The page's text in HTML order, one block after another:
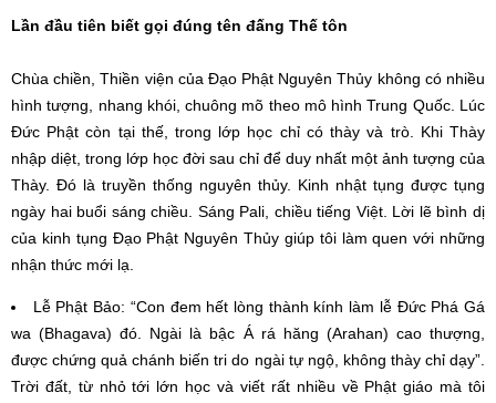
Lần đầu tiên biết gọi đúng tên đấng Thế tôn
Chùa chiền, Thiền viện của Đạo Phật Nguyên Thủy không có nhiều
hình tượng, nhang khói, chuông mõ theo mô hình Trung Quốc. Lúc
Đức Phật còn tại thế, trong lớp học chỉ có thày và trò. Khi Thày
nhập diệt, trong lớp học đời sau chỉ để duy nhất một ảnh tượng của
Thày. Đó là truyền thống nguyên thủy. Kinh nhật tụng được tụng
ngày hai buổi sáng chiều. Sáng Pali, chiều tiếng Việt. Lời lẽ bình dị
của kinh tụng Đạo Phật Nguyên Thủy giúp tôi làm quen với những
nhận thức mới lạ.
Lễ Phật Bảo: “Con đem hết lòng thành kính làm lễ Đức Phá Gá
wa (Bhagava) đó. Ngài là bậc Á rá hăng (Arahan) cao thượng,
được chứng quả chánh biến tri do ngài tự ngộ, không thày chỉ dạy”.
Trời đất, từ nhỏ tới lớn học và viết rất nhiều về Phật giáo mà tôi